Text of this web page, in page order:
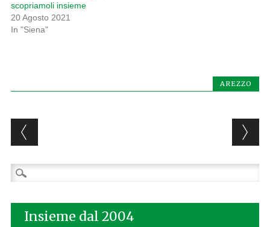
scopriamoli insieme
20 Agosto 2021
In "Siena"
AREZZO
Post navigation
Ricerca
per:
Insieme dal 2004